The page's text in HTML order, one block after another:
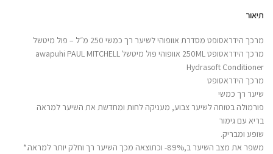
תיאור
מרכך הידראסופט מסדרת אוופוהי לשיער רך כמשי 250 מ״ל – פול מיטשל
מרכך הידראסופט 250ML אוופוהי פול מיטשל awapuhi PAUL MITCHELL
Hydrasoft Conditioner
מרכך הידראסופט
שיער רך כמשי
פורמולה בטוחה לשיער צבוע, מעניקה לחות ומחדשת את השיער למראה
בריא עם גימור
שופע ומבריק.
משפר את מצב השיער ב,89%- וכתוצאה מכך השיער רך וחלק יותר למראה.*